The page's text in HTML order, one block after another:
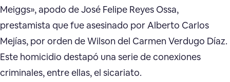
Meiggs», apodo de José Felipe Reyes Ossa,
prestamista que fue asesinado por Alberto Carlos
Mejías, por orden de Wilson del Carmen Verdugo Díaz.
Este homicidio destapó una serie de conexiones
criminales, entre ellas, el sicariato.